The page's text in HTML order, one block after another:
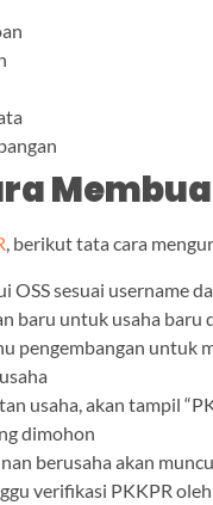
Membuat
, berikut tata cara
OSS sesuai username
baru untuk usaha baru
pengembangan untuk
usaha, akan tampil
dimohon
berusaha akan
verifikasi PKKPR